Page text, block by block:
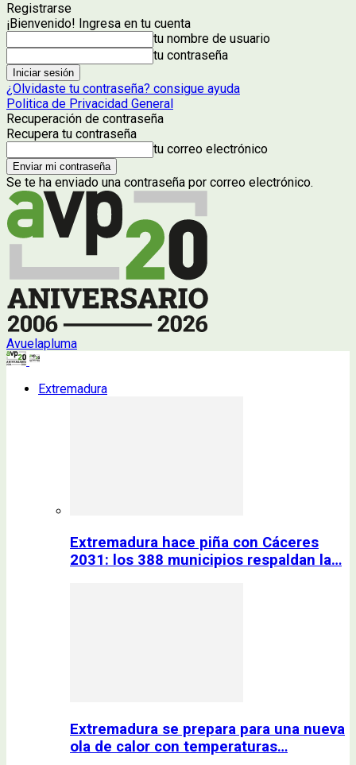
Registrarse
¡Bienvenido! Ingresa en tu cuenta
tu nombre de usuario
tu contraseña
¿Olvidaste tu contraseña? consigue ayuda
Politica de Privacidad General
Recuperación de contraseña
Recupera tu contraseña
tu correo electrónico
Se te ha enviado una contraseña por correo electrónico.
Avuelapluma
Extremadura
Extremadura hace piña con Cáceres
2031: los 388 municipios respaldan la…
Extremadura se prepara para una nueva
ola de calor con temperaturas…